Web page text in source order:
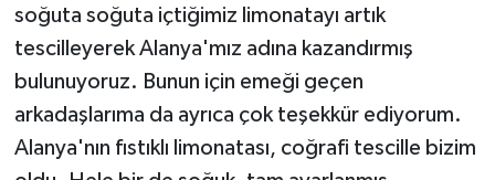
soğuta soğuta içtiğimiz limonatayı artık
tescilleyerek Alanya'mız adına kazandırmış
bulunuyoruz. Bunun için emeği geçen
arkadaşlarıma da ayrıca çok teşekkür ediyorum.
Alanya'nın fıstıklı limonatası, coğrafi tescille bizim